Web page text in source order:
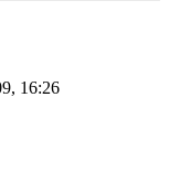
16:26